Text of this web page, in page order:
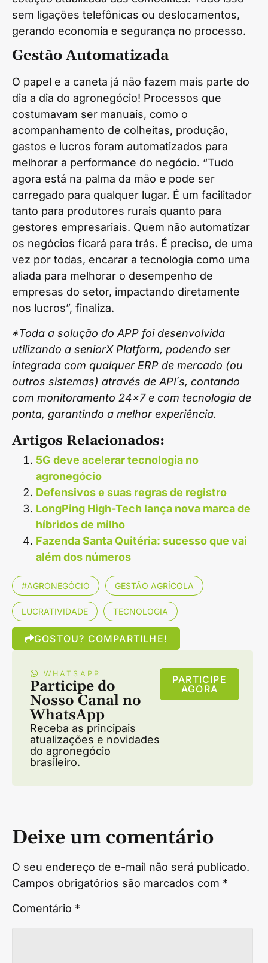
sem ligações telefônicas ou deslocamentos,
gerando economia e segurança no processo.
Gestão Automatizada
O papel e a caneta já não fazem mais parte do
dia a dia do agronegócio! Processos que
costumavam ser manuais, como o
acompanhamento de colheitas, produção,
gastos e lucros foram automatizados para
melhorar a performance do negócio. “Tudo
agora está na palma da mão e pode ser
carregado para qualquer lugar. É um facilitador
tanto para produtores rurais quanto para
gestores empresariais. Quem não automatizar
os negócios ficará para trás. É preciso, de uma
vez por todas, encarar a tecnologia como uma
aliada para melhorar o desempenho de
empresas do setor, impactando diretamente
nos lucros”, finaliza.
*Toda a solução do APP foi desenvolvida
utilizando a seniorX Platform, podendo ser
integrada com qualquer ERP de mercado (ou
outros sistemas) através de API´s, contando
com monitoramento 24×7 e com tecnologia de
ponta, garantindo a melhor experiência.
Artigos Relacionados:
5G deve acelerar tecnologia no
agronegócio
Defensivos e suas regras de registro
LongPing High-Tech lança nova marca de
híbridos de milho
Fazenda Santa Quitéria: sucesso que vai
além dos números
#AGRONEGÓCIO GESTÃO AGRÍCOLA
LUCRATIVIDADE TECNOLOGIA
GOSTOU? COMPARTILHE!
WHATSAPP
Participe do
Nosso Canal no
WhatsApp
Receba as principais
atualizações e novidades
do agronegócio
brasileiro.
PARTICIPE
AGORA
Deixe um comentário
O seu endereço de e-mail não será publicado.
Campos obrigatórios são marcados com *
Comentário *